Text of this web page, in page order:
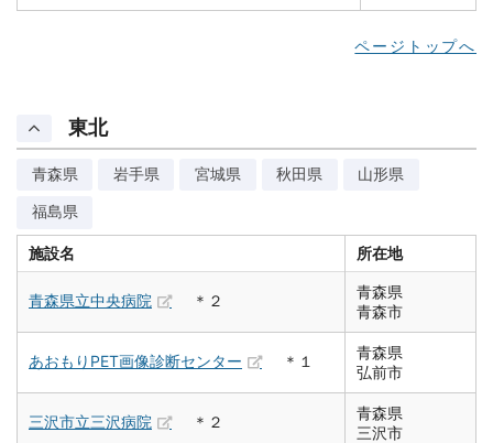
ページトップへ
東北
青森県 岩手県 宮城県 秋田県 山形県
福島県
施設名 所在地
青森県立中央病院 ＊２
青森県
青森市
あおもりPET画像診断センター ＊１
青森県
弘前市
三沢市立三沢病院 ＊２
青森県
三沢市